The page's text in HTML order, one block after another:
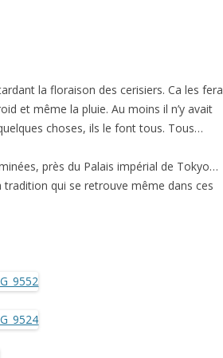
la floraison des cerisiers. Ca les fera
et même la pluie. Au moins il n’y avait
choses, ils le font tous. Tous…
près du Palais impérial de Tokyo…
tradition qui se retrouve même dans ces